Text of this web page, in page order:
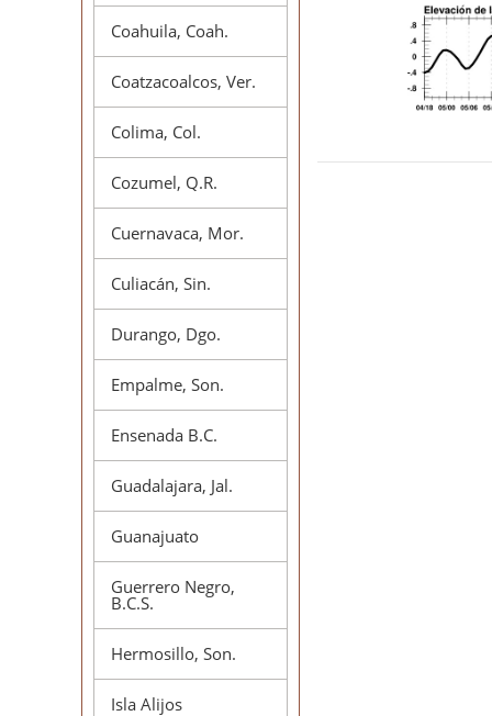
Coahuila, Coah.
Coatzacoalcos, Ver.
Colima, Col.
Cozumel, Q.R.
Cuernavaca, Mor.
Culiacán, Sin.
Durango, Dgo.
Empalme, Son.
Ensenada B.C.
Guadalajara, Jal.
Guanajuato
Guerrero Negro,
B.C.S.
Hermosillo, Son.
Isla Alijos